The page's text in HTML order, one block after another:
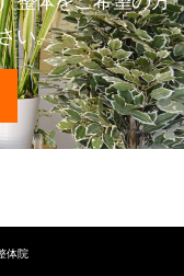
い。
体院